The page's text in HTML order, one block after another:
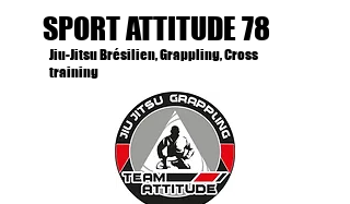
SPORT ATTITUDE 78
Jiu-Jitsu Brésilien, Grappling, Cross
training